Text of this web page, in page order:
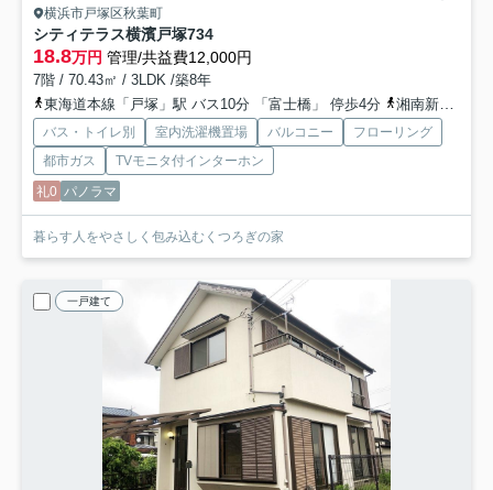
横浜市戸塚区秋葉町
シティテラス横濱戸塚734
18.8万円 管理/共益費12,000円
7階 / 70.43㎡ / 3LDK /築8年
東海道本線「戸塚」駅 バス10分 「富士橋」 停歩4分
湘南新宿ライン宇須「戸塚」駅 バス10分 「富士橋」 停歩4分
バス・トイレ別 室内洗濯機置場 バルコニー
フローリング
都市ガス
TVモニタ付インターホン
礼0 パノラマ
暮らす人をやさしく包み込むくつろぎの家
一戸建て